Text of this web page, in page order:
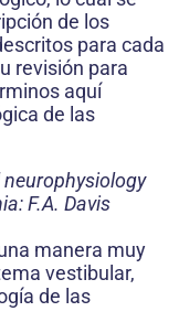
de los
para cada
revisión para
aquí
de las
neurophysiology
F.A. Davis
manera muy
vestibular,
de las